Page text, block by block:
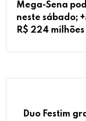
Mega-Sena
neste sábado;
R$ 224 milhões
Duo Festim